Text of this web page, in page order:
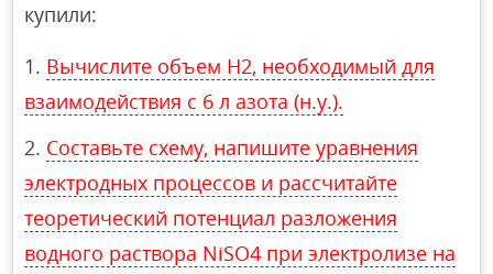
купили:
Вычислите объем H2, необходимый для
взаимодействия с 6 л азота (н.у.).
Составьте схему, напишите уравнения
электродных процессов и рассчитайте
теоретический потенциал разложения
водного раствора NiSO4 при электролизе на